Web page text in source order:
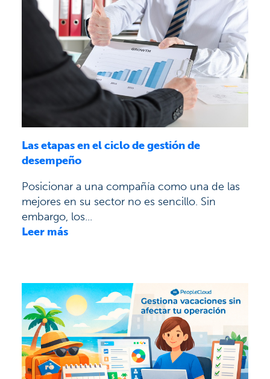
Las etapas en el ciclo de gestión de
desempeño
Posicionar a una compañía como una de las
mejores en su sector no es sencillo. Sin
embargo, los...
Leer más